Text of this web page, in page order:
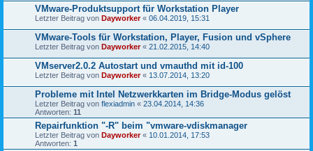
VMware-Produktsupport für Workstation Player
Letzter Beitrag von Dayworker« 06.04.2019, 15:31
VMware-Tools für Workstation, Player, Fusion und vSphere
Letzter Beitrag von Dayworker« 21.02.2015, 14:40
VMserver2.0.2 Autostart und vmauthd mit id-100
Letzter Beitrag von Dayworker« 13.07.2014, 13:20
Probleme mit Intel Netzwerkkarten im Bridge-Modus gelöst
Letzter Beitrag von flexiadmin « 23.04.2014, 14:36
Antworten: 11
Repairfunktion "-R" beim "vmware-vdiskmanager
Letzter Beitrag von Dayworker« 10.01.2014, 17:53
Antworten: 1